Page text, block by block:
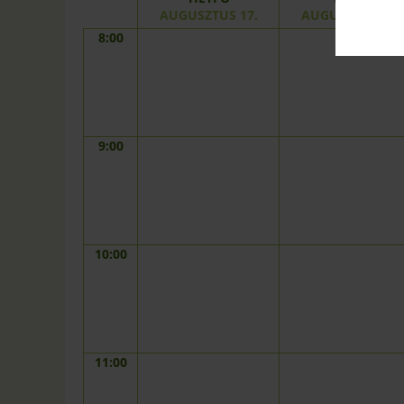
8:00
9:00
10:00
11:00
AUGUSZTUS 17.
AUGUSZTUS 18.